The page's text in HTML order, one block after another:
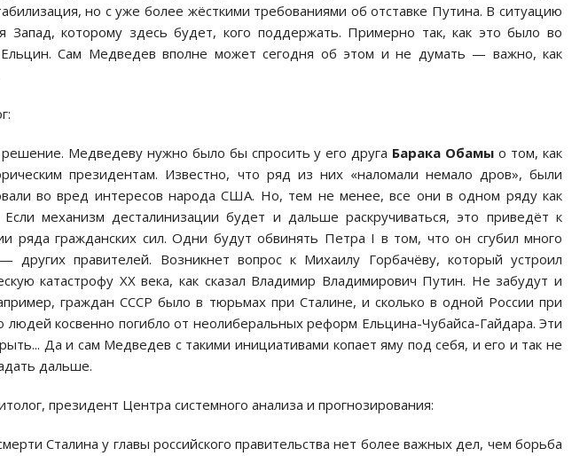
но с уже более жёсткими требованиями об отставке Путина. В ситуацию
Запад, которому здесь будет, кого поддержать. Примерно так, как это было во
Ельцин. Сам Медведев вполне может сегодня об этом и не думать — важно, как
Медведеву нужно было бы спросить у его друга Барака Обамыо том, как
президентам. Известно, что ряд из них «наломали немало дров», были
во вред интересов народа США. Но, тем не менее, все они в одном ряду как
механизм десталинизации будет и дальше раскручиваться, это приведёт к
ряда гражданских сил. Одни будут обвинять Петра I в том, что он сгубил много
других правителей. Возникнет вопрос к Михаилу Горбачёву, который устроил
катастрофу ХХ века, как сказал Владимир Владимирович Путин. Не забудут и
граждан СССР было в тюрьмах при Сталине, и сколько в одной России при
людей косвенно погибло от неолиберальных реформ Ельцина-Чубайса-Гайдара. Эти
Да и сам Медведев с такими инициативами копает яму под себя, и его и так не
дальше.
президент Центра системного анализа и прогнозирования:
Сталина у главы российского правительства нет более важных дел, чем борьба